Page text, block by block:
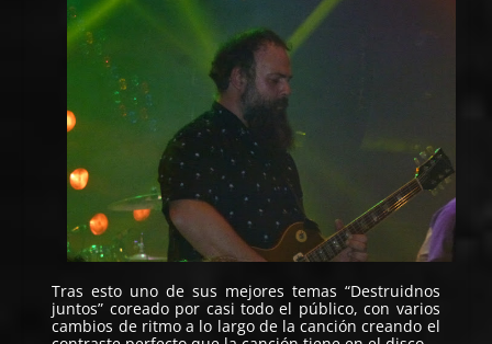
Tras esto uno de sus mejores temas “Destruidnos
juntos” coreado por casi todo el público, con varios
cambios de ritmo a lo largo de la canción creando el